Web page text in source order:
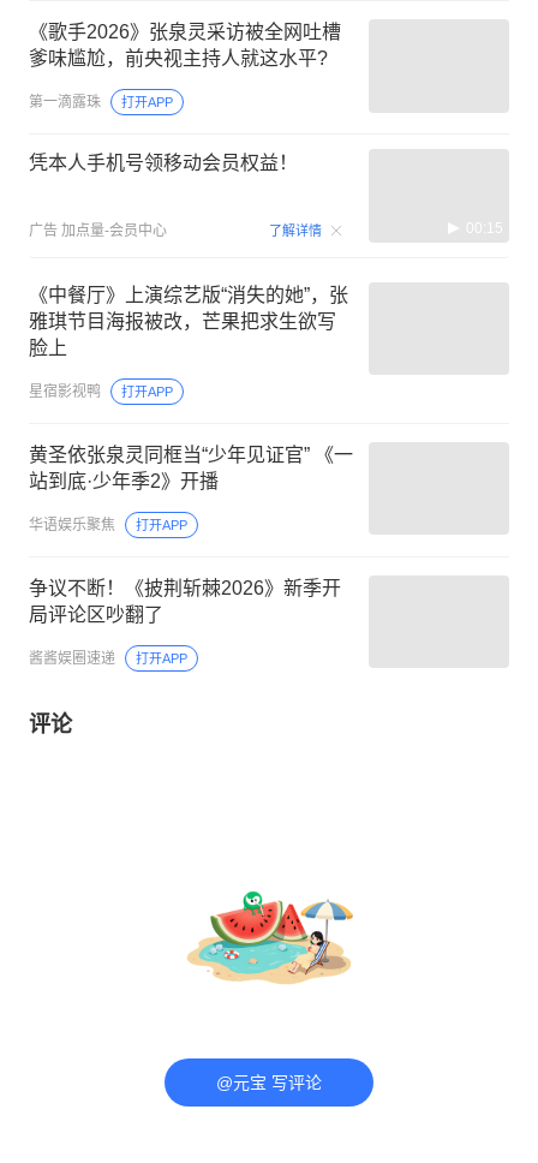
《歌手2026》张泉灵采访被全网吐槽
爹味尴尬，前央视主持人就这水平?
第一滴露珠 打开APP
凭本人手机号领移动会员权益！
广告 加点量-会员中心 了解详情 00:15
《中餐厅》上演综艺版“消失的她”，张
雅琪节目海报被改，芒果把求生欲写
脸上
星宿影视鸭 打开APP
黄圣依张泉灵同框当“少年见证官” 《一
站到底·少年季2》开播
华语娱乐聚焦 打开APP
争议不断！《披荆斩棘2026》新季开
局评论区吵翻了
酱酱娱圈速递 打开APP
评论
@元宝 写评论